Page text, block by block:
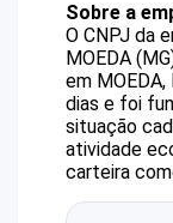
Sobre a
O CNPJ da
MOEDA
em
dias e foi
situação
atividade
carteira